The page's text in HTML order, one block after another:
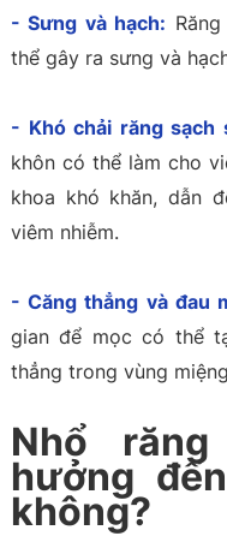
- Sưng và hạch:
thể gây ra sưng và
- Khó chải răng sạch
khôn có thể làm cho
khoa khó khăn, dẫn
viêm nhiễm.
- Căng thẳng và đau
gian để mọc có thể
thẳng trong vùng
Nhổ
hưởng
không?